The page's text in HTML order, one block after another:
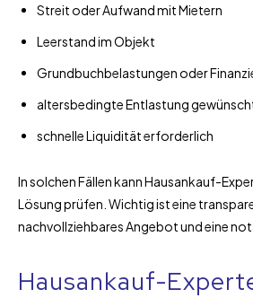
Streit oder Aufwand mit Mietern
Leerstand im Objekt
Grundbuchbelastungen oder
altersbedingte Entlastung
schnelle Liquidität erforderlich
In solchen Fällen kann Hausankauf-
Lösung prüfen. Wichtig ist eine
nachvollziehbares Angebot und eine
Hausankauf-